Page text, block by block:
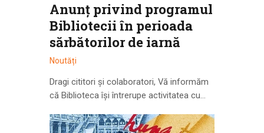
NOUTĂȚI
Anunț privind programul
Bibliotecii în perioada
sărbătorilor de iarnă
Noutăți
Dragi cititori și colaboratori, Vă informăm
că Biblioteca își întrerupe activitatea cu…